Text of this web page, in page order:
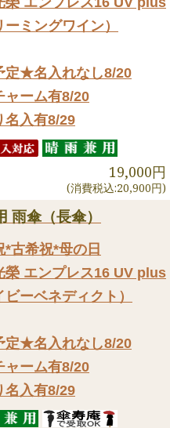
ーミングワイン）
定★名入れなし8/20
ャーム有8/20
名入有8/29
19,000円
(消費税込:20,900円)
雨傘（長傘）
*古希祝*母の日
榮 エンプレス16 UV plus
ビーベネディクト）
定★名入れなし8/20
ャーム有8/20
名入有8/29